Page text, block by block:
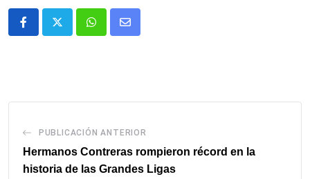
WhatsappComparte
PUBLICACIÓN ANTERIOR
Hermanos Contreras rompieron récord en la
historia de las Grandes Ligas